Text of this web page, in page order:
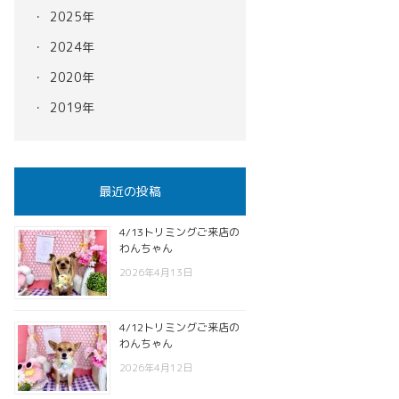
2025年
2024年
2020年
2019年
最近の投稿
4/13トリミングご来店の
わんちゃん
2026年4月13日
4/12トリミングご来店の
わんちゃん
2026年4月12日